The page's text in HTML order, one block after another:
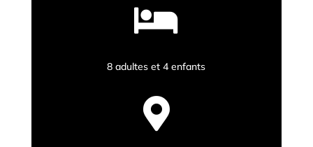

8 adultes et 4 enfants
